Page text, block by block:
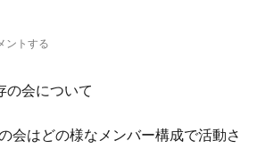
ントする
の会について
会はどの様なメンバー構成で活動さ